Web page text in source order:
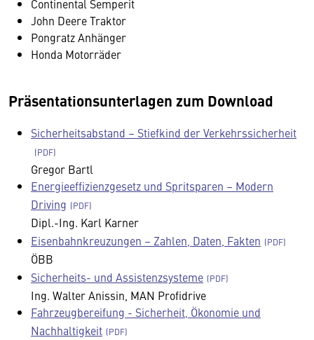
Continental Semperit
John Deere Traktor
Pongratz Anhänger
Honda Motorräder
Präsentationsunterlagen zum Download
Sicherheitsabstand – Stiefkind der Verkehrssicherheit
Gregor Bartl
Energieeffizienzgesetz und Spritsparen – Modern
Driving
Dipl.-Ing. Karl Karner
Eisenbahnkreuzungen – Zahlen, Daten, Fakten
ÖBB
Sicherheits- und Assistenzsysteme
Ing. Walter Anissin, MAN Profidrive
Fahrzeugbereifung - Sicherheit, Ökonomie und
Nachhaltigkeit